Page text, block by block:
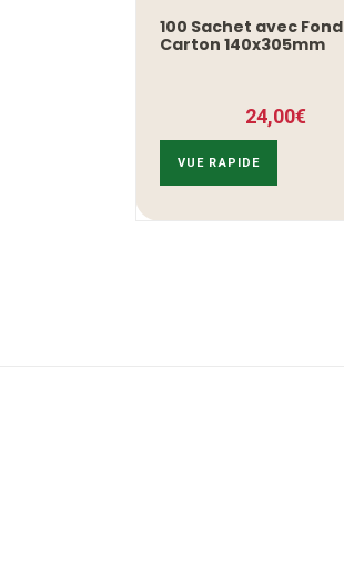
100 Sachet avec Fond
Carton 140x305mm
24,00€
VUE RAPIDE